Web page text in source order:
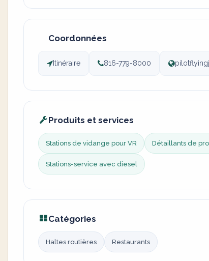
Coordonnées
Itinéraire 816-779-8000
Produits et services
Stations de vidange pour VR Détaillants de
Stations-service avec diesel
Catégories
Haltes routières Restaurants